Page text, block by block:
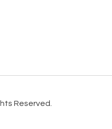
Reserved.